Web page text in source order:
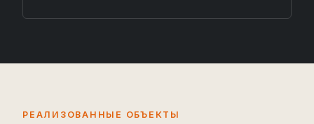
РЕАЛИЗОВАННЫЕ ОБЪЕКТЫ